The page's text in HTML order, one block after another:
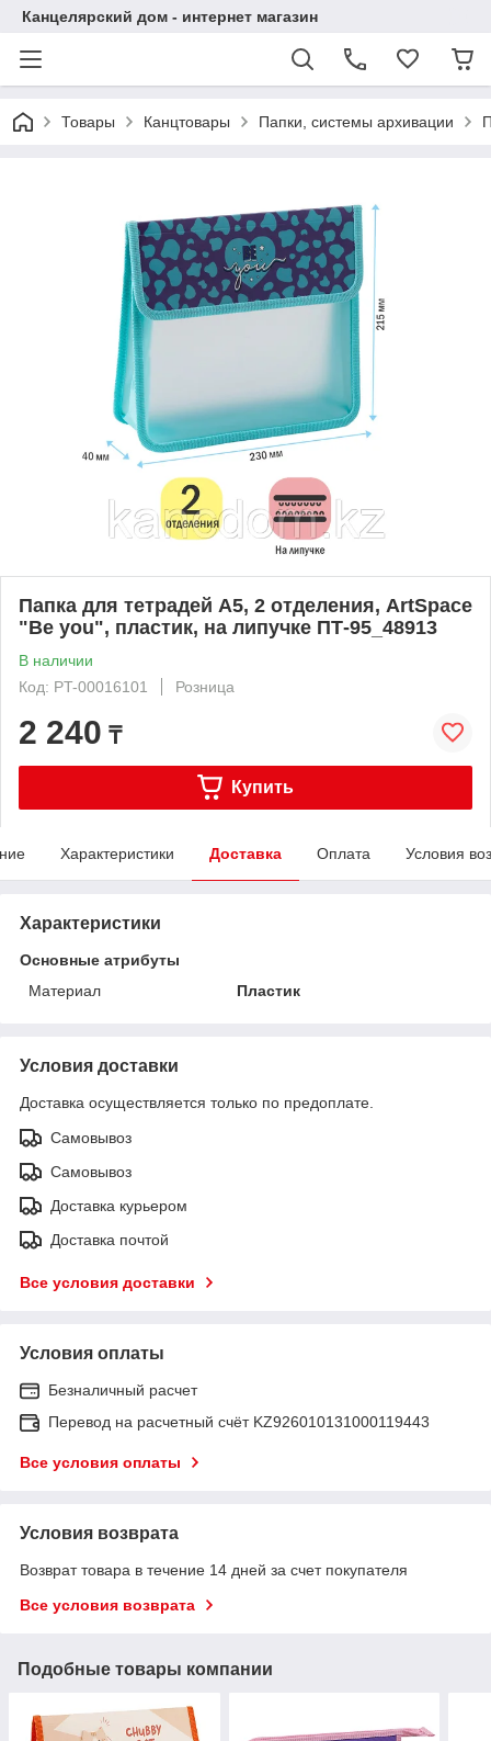
Канцелярский дом - интернет магазин
Товары Канцтовары Папки, системы архивации
Папка для тетрадей А5, 2 отделения, ArtSpace
"Be you", пластик, на липучке ПТ-95_48913
В наличии
Код: PT-00016101
Розница
2 240 ₸
Купить
Характеристики Доставка Оплата Условия
Характеристики
Основные атрибуты
Материал
Пластик
Условия доставки
Доставка осуществляется только по предоплате.
Самовывоз
Самовывоз
Доставка курьером
Доставка почтой
Все условия доставки
Условия оплаты
Безналичный расчет
Перевод на расчетный счёт KZ926010131000119443
Все условия оплаты
Условия возврата
Возврат товара в течение 14 дней за счет покупателя
Все условия возврата
Подобные товары компании